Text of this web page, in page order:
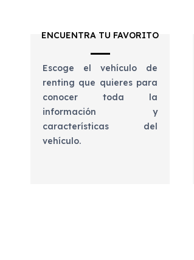
ENCUENTRA TU FAVORITO
Escoge el vehículo de
renting que quieres para
conocer toda la
información y
características del
vehículo.